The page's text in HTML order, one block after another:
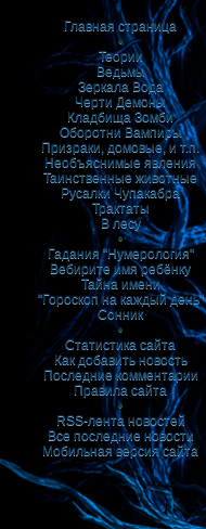
Главная страница
•
Теории
Ведьмы
Зеркала Вода
Черти Демоны
Кладбища Зомби
Оборотни Вампиры
Призраки, домовые, и т.п.
Необъяснимые явления
Таинственные животные
Русалки Чупакабра
Трактаты
В лесу
•
Гадания "Нумерология"
Вебирите имя ребёнку
Тайна имени
"Гороскоп на каждый день"
Сонник
•
Статистика сайта
Как добавить новость
Последние комментарии
Правила сайта
•
RSS-лента новостей
Все последние новости
Мобильная версия сайта